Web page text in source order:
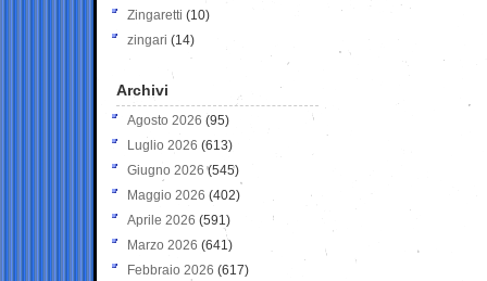
Zingaretti (10)
zingari (14)
Archivi
Agosto 2026 (95)
Luglio 2026 (613)
Giugno 2026 (545)
Maggio 2026 (402)
Aprile 2026 (591)
Marzo 2026 (641)
Febbraio 2026 (617)